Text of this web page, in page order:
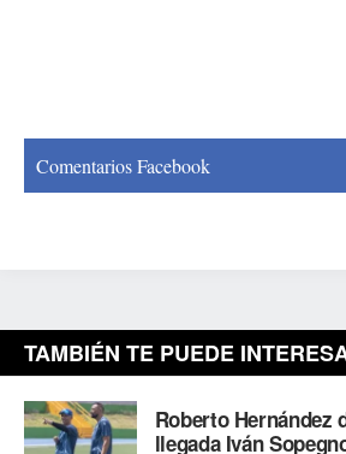
Comentarios Facebook
TAMBIÉN TE PUEDE
Roberto Hernández
llegada Iván